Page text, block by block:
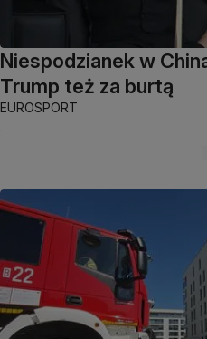
Niespodzianek w
Trump też za burtą
EUROSPORT